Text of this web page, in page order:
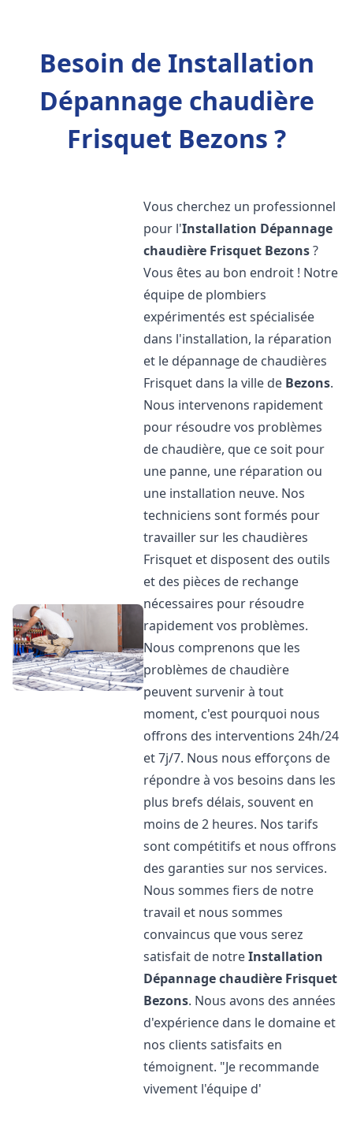
Besoin de Installation
Dépannage chaudière
Frisquet Bezons ?
Vous cherchez un professionnel
pour l'Installation Dépannage
chaudière Frisquet Bezons?
Vous êtes au bon endroit ! Notre
équipe de plombiers
expérimentés est spécialisée
dans l'installation, la réparation
et le dépannage de chaudières
Frisquet dans la ville de Bezons.
Nous intervenons rapidement
pour résoudre vos problèmes
de chaudière, que ce soit pour
une panne, une réparation ou
une installation neuve. Nos
techniciens sont formés pour
travailler sur les chaudières
Frisquet et disposent des outils
et des pièces de rechange
nécessaires pour résoudre
rapidement vos problèmes.
Nous comprenons que les
problèmes de chaudière
peuvent survenir à tout
moment, c'est pourquoi nous
offrons des interventions 24h/24
et 7j/7. Nous nous efforçons de
répondre à vos besoins dans les
plus brefs délais, souvent en
moins de 2 heures. Nos tarifs
sont compétitifs et nous offrons
des garanties sur nos services.
Nous sommes fiers de notre
travail et nous sommes
convaincus que vous serez
satisfait de notreInstallation
Dépannage chaudière Frisquet
Bezons. Nous avons des années
d'expérience dans le domaine et
nos clients satisfaits en
témoignent. "Je recommande
vivement l'équipe d'